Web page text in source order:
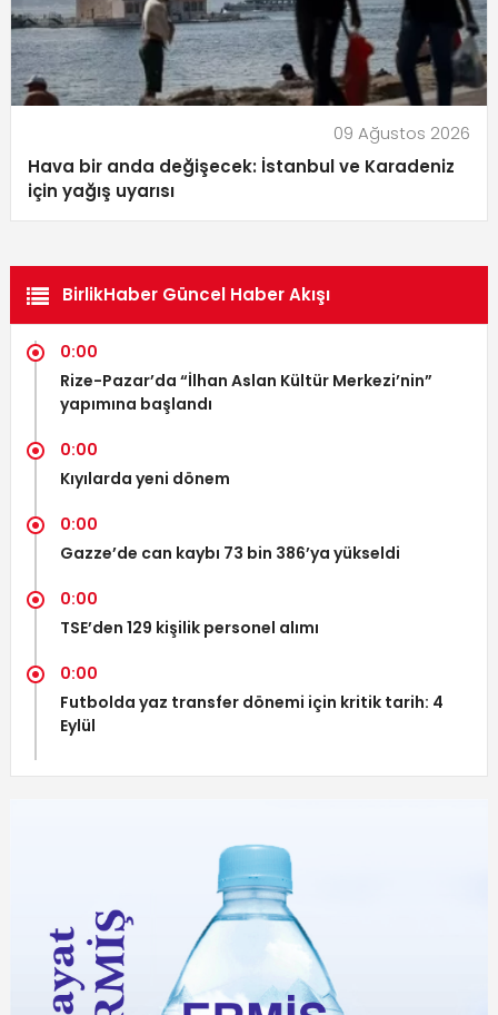
09 Ağustos 2026
Hava bir anda değişecek: İstanbul ve Karadeniz
için yağış uyarısı
BirlikHaber Güncel Haber Akışı
0:00
Rize-Pazar’da “İlhan Aslan Kültür Merkezi’nin”
yapımına başlandı
0:00
Kıyılarda yeni dönem
0:00
Gazze’de can kaybı 73 bin 386’ya yükseldi
0:00
TSE’den 129 kişilik personel alımı
0:00
Futbolda yaz transfer dönemi için kritik tarih: 4
Eylül